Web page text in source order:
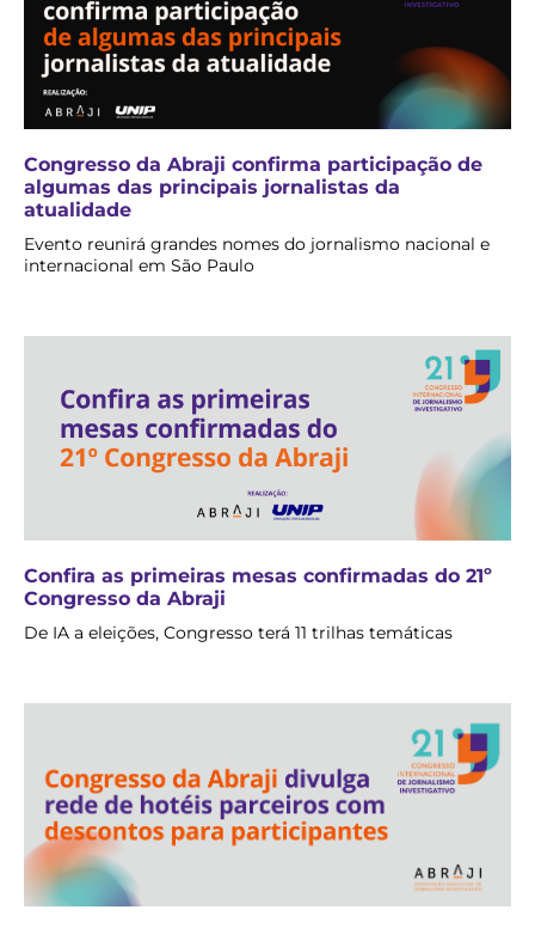
Congresso da Abraji confirma participação de
algumas das principais jornalistas da
atualidade
Evento reunirá grandes nomes do jornalismo nacional e
internacional em São Paulo
Confira as primeiras mesas confirmadas do 21º
Congresso da Abraji
De IA a eleições, Congresso terá 11 trilhas temáticas